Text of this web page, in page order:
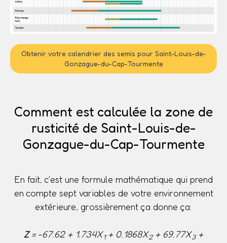
Obtenir votre calendrier des semis pour Saint-Louis-de-
Gonzague-du-Cap-Tourmente
Comment est calculée la zone de
rusticité de Saint-Louis-de-
Gonzague-du-Cap-Tourmente
En fait, c'est une formule mathématique qui prend
en compte sept variables de votre environnement
extérieure, grossièrement ça donne ça:
Z= -67.62 + 1.734X1+ 0.1868X2+ 69.77X3+